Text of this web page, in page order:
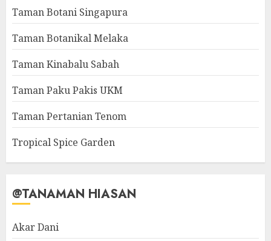
Taman Botani Singapura
Taman Botanikal Melaka
Taman Kinabalu Sabah
Taman Paku Pakis UKM
Taman Pertanian Tenom
Tropical Spice Garden
@TANAMAN HIASAN
Akar Dani